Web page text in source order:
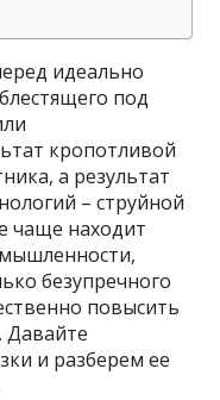
идеально
под
кропотливой
а результат
– струйной
чаще находит
безупречного
повысить
Давайте
и разберем ее